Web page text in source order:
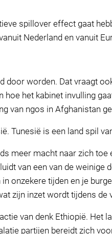
spillover effect gaat
Nederland en vanuit
door worden. Dat vraagt
het kabinet invulling
van ngos in Afghanistan
Tunesië is een land spil
meer macht naar zich
van een van de
onzekere tijden en je
zijn inzet wordt tijdens de
van denk Ethiopië. Het
partijen bereidt zich